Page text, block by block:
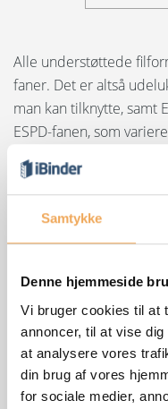
Samtykke
Denne hjemmeside
Vi bruger cookies til at
annoncer, til at vise
at analysere vores
din brug af vores
for sociale medier,
Alle understøttede
faner. Det er altså
man kan tilknytte, samt
ESPD-fanen, som
Man sletter fanen ved
Der kan sagtens